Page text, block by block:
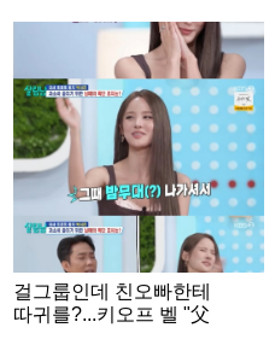
능 복귀 예고 [스타이슈]
걸그룹인데 친오빠한테
따귀를?...키오프 벨 "父